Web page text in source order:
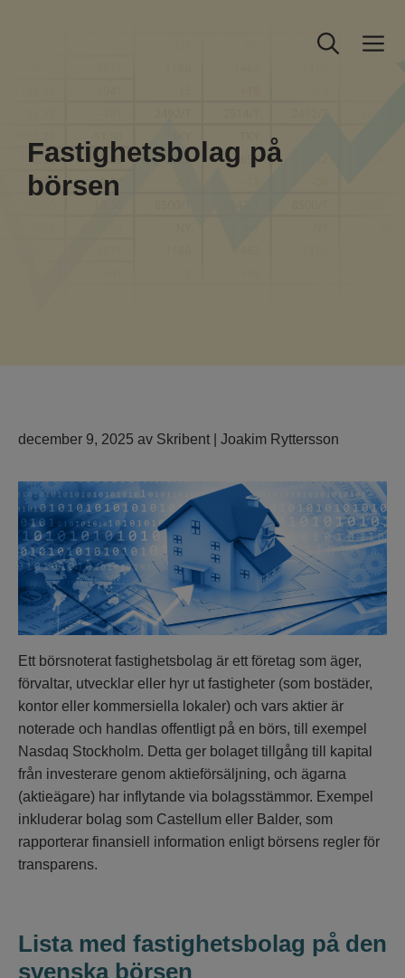
Fastighetsbolag på
börsen
december 9, 2025 av Skribent | Joakim Ryttersson
Ett börsnoterat fastighetsbolag är ett företag som äger,
förvaltar, utvecklar eller hyr ut fastigheter (som bostäder,
kontor eller kommersiella lokaler) och vars aktier är
noterade och handlas offentligt på en börs, till exempel
Nasdaq Stockholm. Detta ger bolaget tillgång till kapital
från investerare genom aktieförsäljning, och ägarna
(aktieägare) har inflytande via bolagsstämmor. Exempel
inkluderar bolag som Castellum eller Balder, som
rapporterar finansiell information enligt börsens regler för
transparens.
Lista med fastighetsbolag på den
svenska börsen